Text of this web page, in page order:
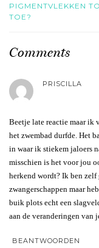
PIGMENTVLEKKEN
TOE?
Comments
PRISCILLA
Beetje late reactie maar ik
het zwembad durfde. Het
in waar ik stiekem jaloers
misschien is het voor jou
herkend wordt? Ik ben
zwangerschappen maar
buik plots echt een
aan de veranderingen van
BEANTWOORDEN